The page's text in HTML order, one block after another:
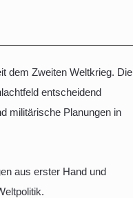
dem Zweiten Weltkrieg. Die
entscheidend
militärische Planungen in
aus erster Hand und